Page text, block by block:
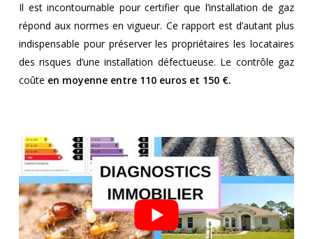
Il est incontournable pour certifier que l’installation de gaz
répond aux normes en vigueur. Ce rapport est d’autant plus
indispensable pour préserver les propriétaires les locataires
des risques d’une installation défectueuse. Le contrôle gaz
coûte en moyenne entre 110 euros et 150 €.